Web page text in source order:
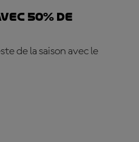
50% DE
de la saison avec le